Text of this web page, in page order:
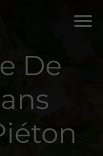
De